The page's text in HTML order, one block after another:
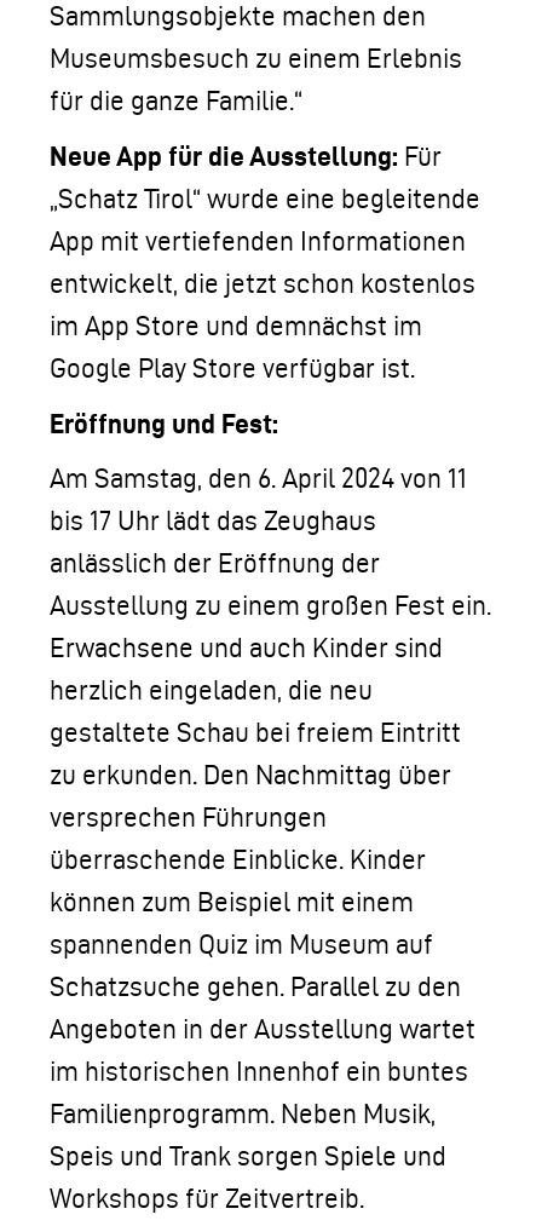
Sammlungsobjekte machen den
Museumsbesuch zu einem Erlebnis
für die ganze Familie.“
Neue App für die Ausstellung: Für
„Schatz Tirol“ wurde eine begleitende
App mit vertiefenden Informationen
entwickelt, die jetzt schon kostenlos
im App Store und demnächst im
Google Play Store verfügbar ist.
Eröffnung und Fest:
Am Samstag, den 6. April 2024 von 11
bis 17 Uhr lädt das Zeughaus
anlässlich der Eröffnung der
Ausstellung zu einem großen Fest ein.
Erwachsene und auch Kinder sind
herzlich eingeladen, die neu
gestaltete Schau bei freiem Eintritt
zu erkunden. Den Nachmittag über
versprechen Führungen
überraschende Einblicke. Kinder
können zum Beispiel mit einem
spannenden Quiz im Museum auf
Schatzsuche gehen. Parallel zu den
Angeboten in der Ausstellung wartet
im historischen Innenhof ein buntes
Familienprogramm. Neben Musik,
Speis und Trank sorgen Spiele und
Workshops für Zeitvertreib.